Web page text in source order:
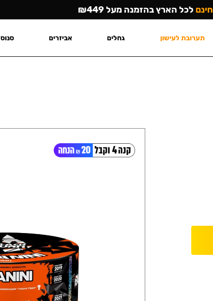
חינם לכל הארץ בהזמנה מעל ₪449
תערובת לעישון גחלים אביזרים סנוס